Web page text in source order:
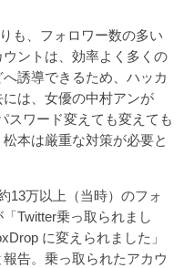
も、フォロワー数の多い
ントは、効率よく多くの
誘導できるため、ハッカ
は、女優の中村アンが
スワード変えても変えても
本は厳重な対策が必要と
13万以上（当時）のフォ
Twitter乗っ取られまし
に変えられました」
告。乗っ取られたアカウ